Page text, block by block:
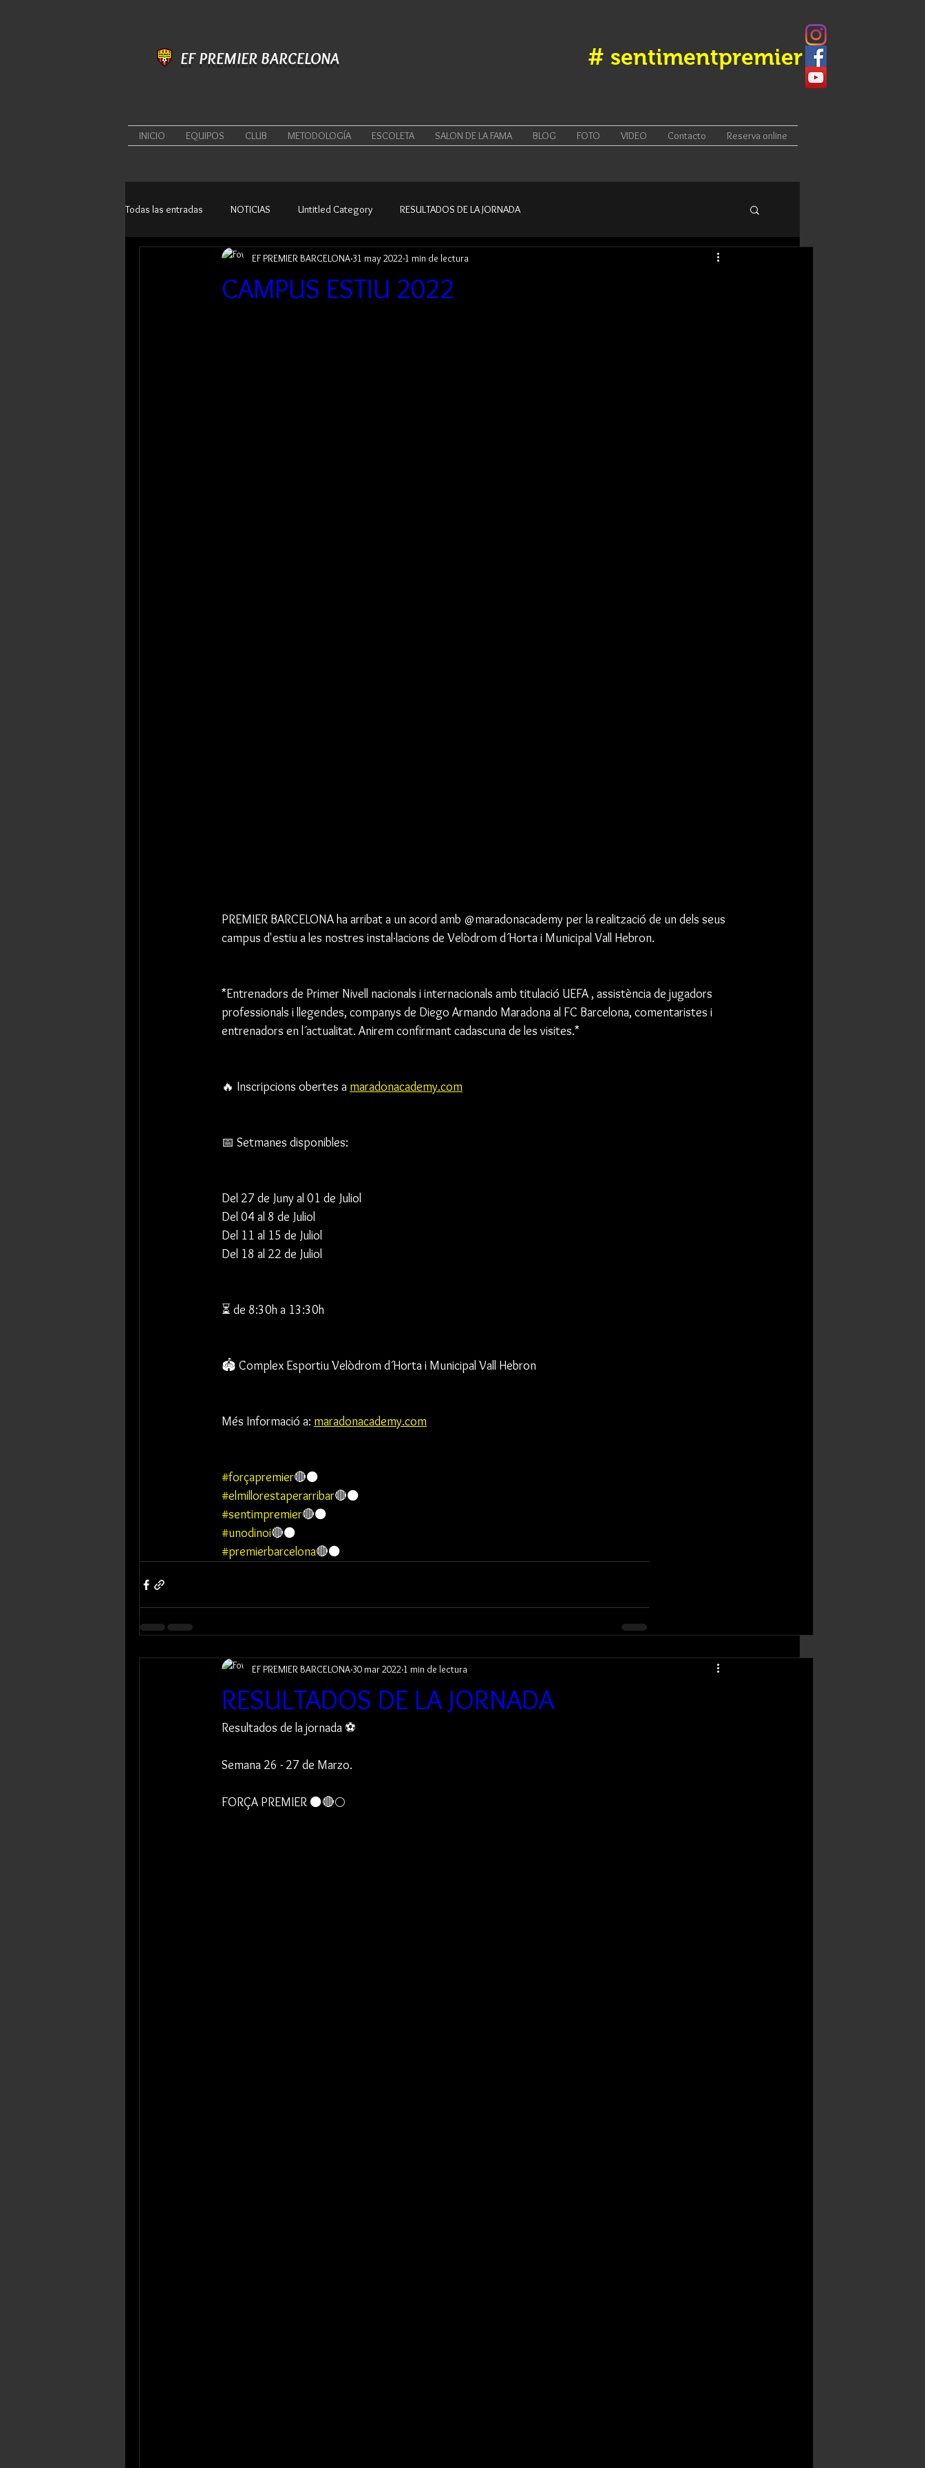
EF PREMIER BARCELONA # sentimentpremier
INICIO EQUIPOS CLUB METODOLOGÍA ESCOLETA SALON DE LA FAMA BLOG FOTO VIDEO Contacto Reserva online
Todas las entradas NOTICIAS Untitled Category RESULTADOS DE LA JORNADA
CAMPUS ESTIU 2022
EF PREMIER BARCELONA 31 may 2022 1 min de lectura
PREMIER BARCELONA ha arribat a un acord amb @maradonacademy per la realització de un dels seus
campus d'estiu a les nostres instal·lacions de Velòdrom d´Horta i Municipal Vall Hebron.
*Entrenadors de Primer Nivell nacionals i internacionals amb titulació UEFA , assistència de jugadors
professionals i llegendes, companys de Diego Armando Maradona al FC Barcelona, comentaristes i
entrenadors en l´actualitat. Anirem confirmant cadascuna de les visites.*
🔥 Inscripcions obertes a maradonacademy.com
📅 Setmanes disponibles:
Del 27 de Juny al 01 de Juliol
Del 04 al 8 de Juliol
Del 11 al 15 de Juliol
Del 18 al 22 de Juliol
⏳ de 8:30h a 13:30h
🏟 Complex Esportiu Velòdrom d´Horta i Municipal Vall Hebron
Més Informació a: maradonacademy.com
#forçapremier🔴⚫
#elmillorestaperarribar🔴⚫
#sentimpremier🔴⚫
#unodinoi🔴⚫
#premierbarcelona🔴⚫
RESULTADOS DE LA JORNADA
EF PREMIER BARCELONA 30 mar 2022 1 min de lectura
Resultados de la jornada ⚽️
Semana 26 - 27 de Marzo.
FORÇA PREMIER ⚫️🔴🌕